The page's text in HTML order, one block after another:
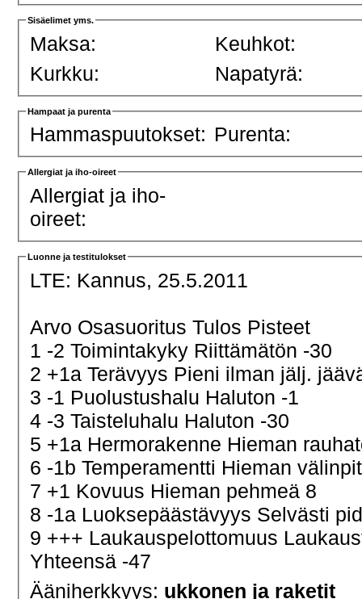
Sisäelimet yms.
Maksa:
Keuhkot:
Kurkku:
Napatyrä:
Hampaat ja purenta
Hammaspuutokset: Purenta:
Allergiat ja iho-oireet
Allergiat ja iho-
oireet:
Luonne ja testitulokset
LTE: Kannus, 25.5.2011
Arvo Osasuoritus Tulos Pisteet
1 -2 Toimintakyky Riittämätön -30
2 +1a Terävyys Pieni ilman jälj.
3 -1 Puolustushalu Haluton -1
4 -3 Taisteluhalu Haluton -30
5 +1a Hermorakenne Hieman
6 -1b Temperamentti Hieman
7 +1 Kovuus Hieman pehmeä 8
8 -1a Luoksepäästävyys Selvästi
9 +++ Laukauspelottomuus
Yhteensä -47
Ääniherkkyys: ukkonen ja raketit